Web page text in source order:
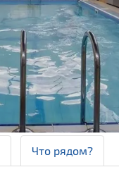
Что рядом?